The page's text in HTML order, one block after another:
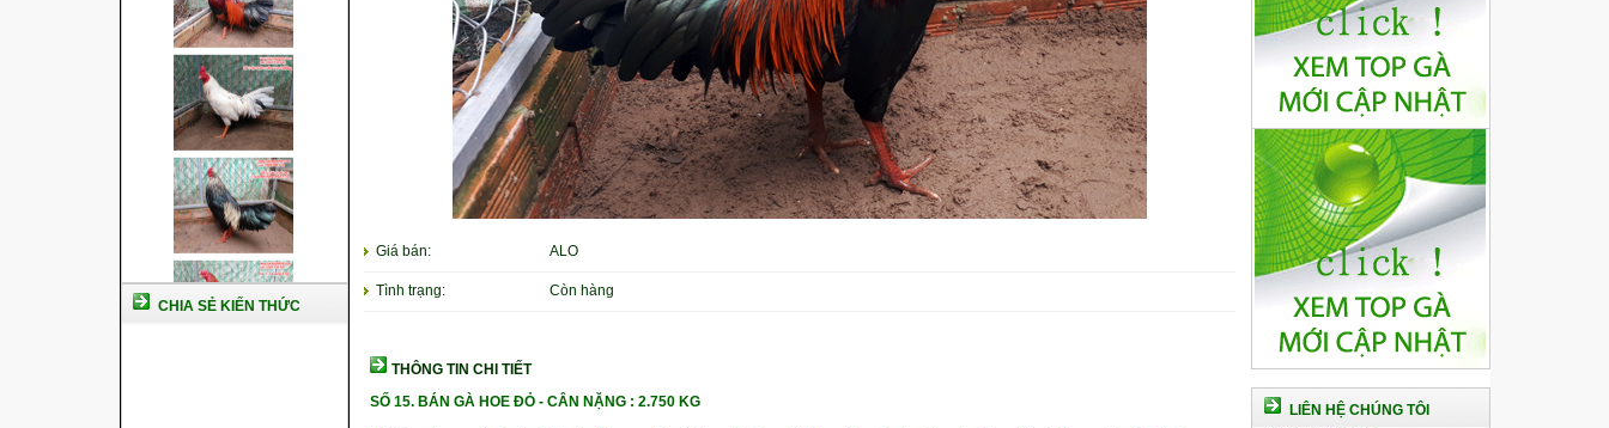
CHIA SẺ KIẾN THỨC
Giá bán: ALO
Tình trạng: Còn hàng
THÔNG TIN CHI TIẾT
SỐ 15. BÁN GÀ HOE ĐỎ - CÂN NẶNG : 2.750 KG
LIÊN HỆ CHÚNG TÔI